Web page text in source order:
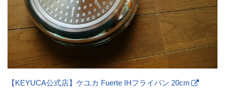
【KEYUCA公式店】ケユカ Fuerte IHフライパン 20cm